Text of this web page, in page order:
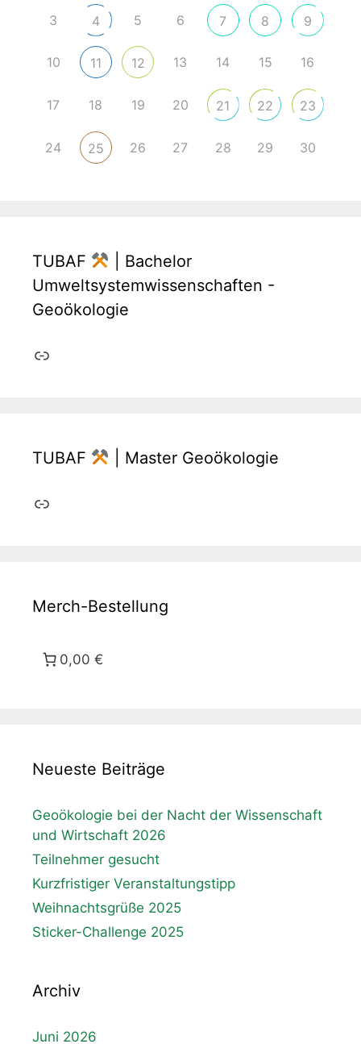
3 4 5 6 7 8 9
10 11 12 13 14 15 16
17 18 19 20 21 22 23
24 25 26 27 28 29 30
TUBAF
| Bachelor
Umweltsystemwissenschaften -
Geoökologie
Link
TUBAF | Master Geoökologie
Link
Merch-Bestellung
0,00 €
Neueste Beiträge
Geoökologie bei der Nacht der Wissenschaft
und Wirtschaft 2026
Teilnehmer gesucht
Kurzfristiger Veranstaltungstipp
Weihnachtsgrüße 2025
Sticker-Challenge 2025
Archiv
Juni 2026